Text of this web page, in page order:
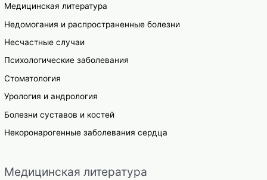
Медицинская литература
Недомогания и распространенные болезни
Несчастные случаи
Психологические заболевания
Стоматология
Урология и андрология
Болезни суставов и костей
Некоронарогенные заболевания сердца
Медицинская литература